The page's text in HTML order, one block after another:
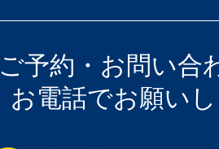
ご予約・お問い合
お電話でお願い